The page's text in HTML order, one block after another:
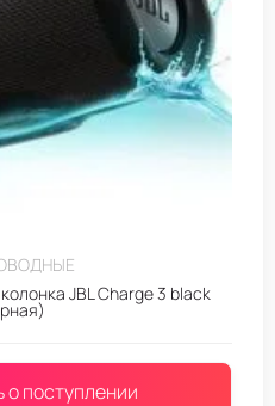
JBL Charge 3 black
о поступлении